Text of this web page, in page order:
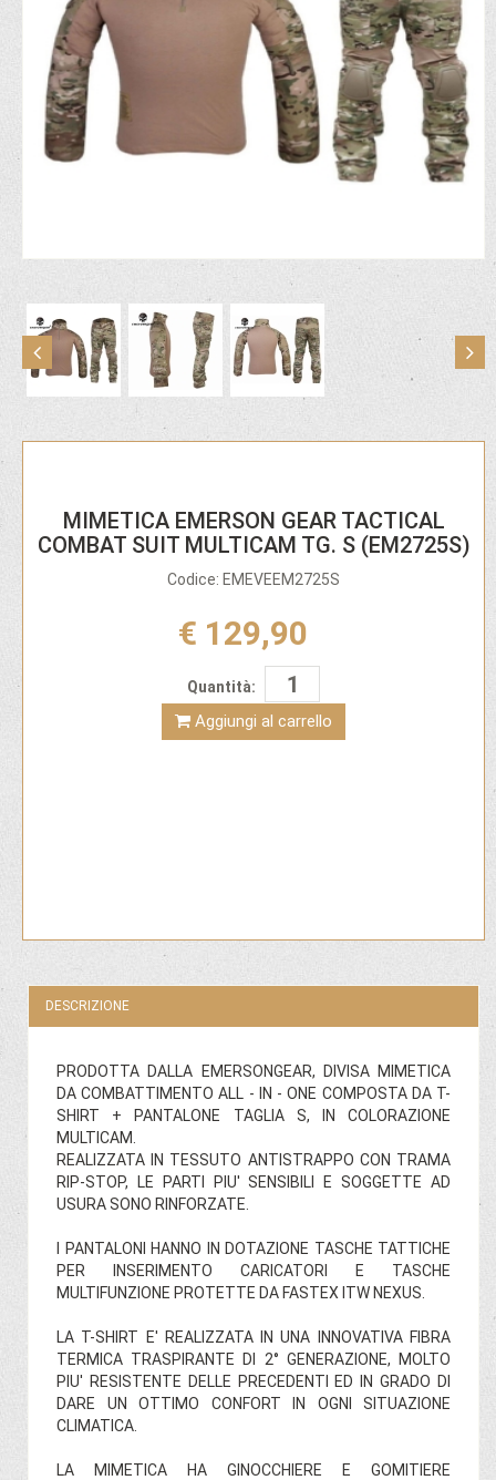
MIMETICA EMERSON GEAR TACTICAL
COMBAT SUIT MULTICAM TG. S (EM2725S)
Codice: EMEVEEM2725S
€ 129,90
Quantità:
Aggiungi al carrello
DESCRIZIONE
PRODOTTA DALLA EMERSONGEAR, DIVISA MIMETICA
DA COMBATTIMENTO ALL - IN - ONE COMPOSTA DA T-
SHIRT + PANTALONE TAGLIA S, IN COLORAZIONE
MULTICAM.
REALIZZATA IN TESSUTO ANTISTRAPPO CON TRAMA
RIP-STOP, LE PARTI PIU' SENSIBILI E SOGGETTE AD
USURA SONO RINFORZATE.
I PANTALONI HANNO IN DOTAZIONE TASCHE TATTICHE
PER INSERIMENTO CARICATORI E TASCHE
MULTIFUNZIONE PROTETTE DA FASTEX ITW NEXUS.
LA T-SHIRT E' REALIZZATA IN UNA INNOVATIVA FIBRA
TERMICA TRASPIRANTE DI 2° GENERAZIONE, MOLTO
PIU' RESISTENTE DELLE PRECEDENTI ED IN GRADO DI
DARE UN OTTIMO CONFORT IN OGNI SITUAZIONE
CLIMATICA.
LA MIMETICA HA GINOCCHIERE E GOMITIERE